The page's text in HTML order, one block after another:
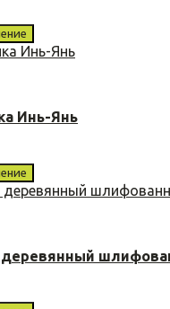
Инь-Янь
деревянный